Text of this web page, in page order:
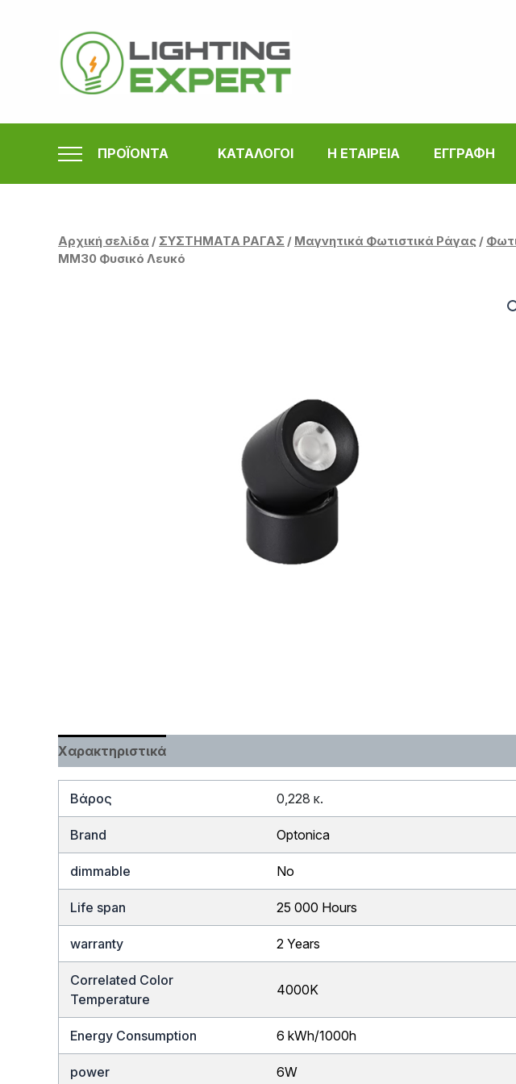
περιεχόμενο
ΠΡΟΪΟΝΤΑ ΚΑΤΑΛΟΓΟΙ Η ΕΤΑΙΡΕΙΑ ΕΓΓΡΑΦΗ
Αρχική σελίδα / ΣΥΣΤΗΜΑΤΑ ΡΑΓΑΣ / Μαγνητικά Φωτιστικά Ράγας /
MM30 Φυσικό Λευκό
Χαρακτηριστικά
Βάρος 0,228 κ.
Brand Optonica
dimmable No
Life span 25 000 Hours
warranty 2 Years
Correlated Color
Temperature
4000K
Energy Consumption 6 kWh/1000h
power 6W